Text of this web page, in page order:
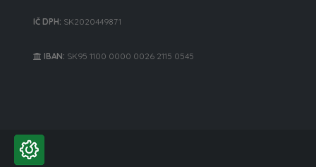
IČ DPH: SK2020449871
IBAN: SK95 1100 0000 0026 2115 0545